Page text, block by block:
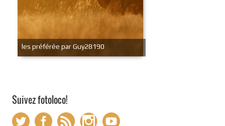
les préférée par Guy28190
Suivez fotoloco!